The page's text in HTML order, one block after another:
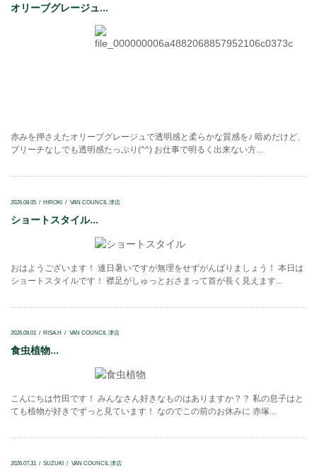
オリーブグレージュ...
赤みを押さえたオリーブグレージュで透明感と柔らかな質感を♪ 暗めだけど、
ブリーチなしでも透明感たっぷり(^^) お仕事で明るく出来ない方...
2026.08.05 HIROKI VAN COUNCIL 津店
ショートスタイル...
おはようございます！ 連日暑いですが無理をせずがんばりましょう！ 本日は
ショートスタイルです！ 襟足がしゅっとおさまって首が長く見えます...
2026.08.01 RISA.H VAN COUNCIL 津店
食虫植物...
こんにちは竹田です！ みんなさん好きなものはありますか？？ 私の息子はと
ても植物が好きでずっと見ています！ なのでこの前のお休みに 赤塚...
2026.07.31 SUZUKI VAN COUNCIL 津店